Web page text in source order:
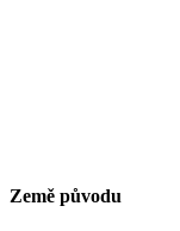
Země původu